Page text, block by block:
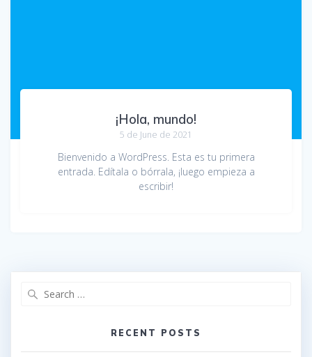
¡Hola, mundo!
5 de June de 2021
Bienvenido a WordPress. Esta es tu primera
entrada. Edítala o bórrala, ¡luego empieza a
escribir!
RECENT POSTS